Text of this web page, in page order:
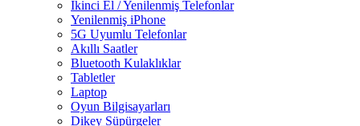
İkinci El / Yenilenmiş Telefonlar
Yenilenmiş iPhone
5G Uyumlu Telefonlar
Akıllı Saatler
Bluetooth Kulaklıklar
Tabletler
Laptop
Oyun Bilgisayarları
Dikey Süpürgeler